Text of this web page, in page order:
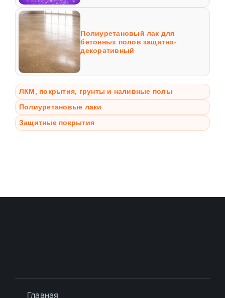
Полиуретановый лак для
бетонных полов защитно-
декоративный
ЛКМ, покрытия, грунты и наливные полы
Полиуретановые лаки
Защитные покрытия
Главная